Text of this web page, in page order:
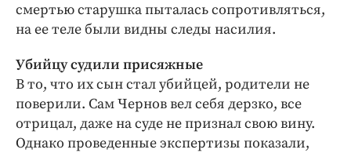
смертью старушка пыталась сопротивляться,
на ее теле были видны следы насилия.
Убийцу судили присяжные
В то, что их сын стал убийцей, родители не
поверили. Сам Чернов вел себя дерзко, все
отрицал, даже на суде не признал свою вину.
Однако проведенные экспертизы показали,